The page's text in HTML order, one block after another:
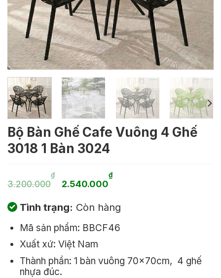
Bộ Bàn Ghế Cafe Vuông 4 Ghế
3018 1 Bàn 3024
3.200.000
₫
Giá
gốc
là:
3.200.000₫.
2.540.000
₫Giá
tại
là:
Tình trạng: Còn hàng
Mã sản phẩm: BBCF46
Xuất xứ: Việt Nam
Thành phần: 1 bàn vuông 70x70cm, 4 ghế
nhựa đúc.